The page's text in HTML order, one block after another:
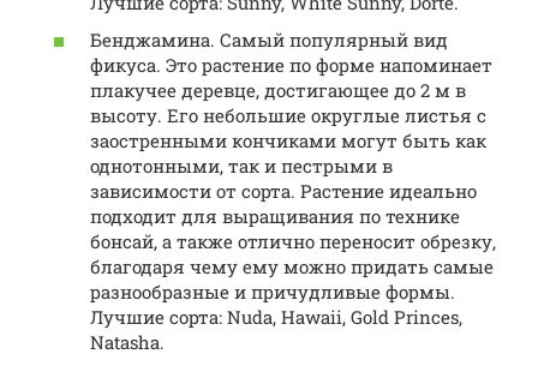
Бенджамина. Самый популярный вид
фикуса. Это растение по форме напоминает
плакучее деревце, достигающее до 2 м в
высоту. Его небольшие округлые листья с
заостренными кончиками могут быть как
однотонными, так и пестрыми в
зависимости от сорта. Растение идеально
подходит для выращивания по технике
бонсай, а также отлично переносит обрезку,
благодаря чему ему можно придать самые
разнообразные и причудливые формы.
Лучшие сорта: Nuda, Hawaii, Gold Princes,
Natasha.